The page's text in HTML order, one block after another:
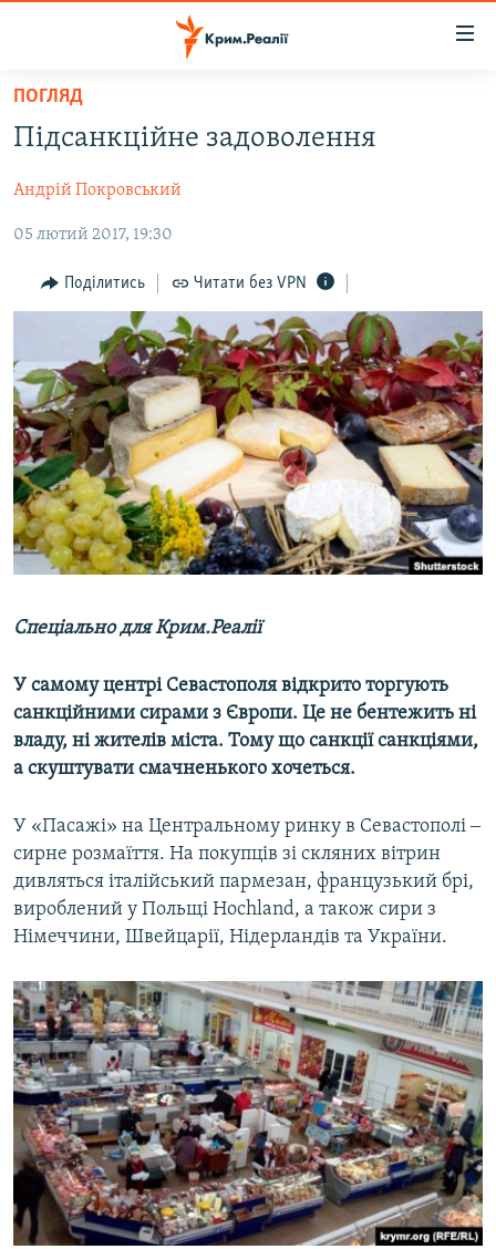
Перейти
основного
Перейти
до
навігації
Перейти
пошуку
ВОДА.КРИМ
ВІДЕО ТА ФОТО
ПОЛІТИКА
БЛОГИ
ПОГЛЯД
ІНТЕРВ'Ю
ВСЕ ЗА ДЕНЬ
СПЕЦПРОЕКТИ
ДЕПОРТАЦІЯ
ВІДЕОУРОКИ «ELIFBE»
СВІДЧЕННЯ ОКУПАЦІЇ
ІНФОГРАФІКА
ЯК ОБІЙТИ БЛОКУВАННЯ
Русский
Qırımtatar
ДОЛУЧАЙСЯ!
Усі сайти RFE/RL
ПОГЛЯД
Підсанкційне задоволення
Андрій Покровський
05 лютий 2017, 19:30
Поділитись Читати без VPN
Спеціально для Крим.Реалії
У самому центрі Севастополя відкрито торгують
санкційними сирами з Європи. Це не бентежить ні
владу, ні жителів міста. Тому що санкції санкціями,
а скуштувати смачненького хочеться.
У «Пасажі» на Центральному ринку в Севастополі ‒
сирне розмаїття. На покупців зі скляних вітрин
дивляться італійський пармезан, французький брі,
вироблений у Польщі Hochland, а також сири з
Німеччини, Швейцарії, Нідерландів та України.